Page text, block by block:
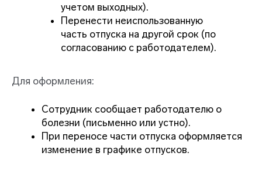
учетом выходных).
Перенести неиспользованную
часть отпуска на другой срок (по
согласованию с работодателем).
Для оформления:
Сотрудник сообщает работодателю о
болезни (письменно или устно).
При переносе части отпуска оформляется
изменение в графике отпусков.